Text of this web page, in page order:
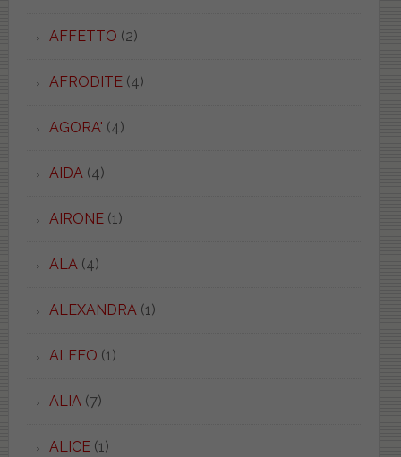
AFFETTO (2)
AFRODITE(4)
AGORA' (4)
AIDA(4)
AIRONE(1)
ALA(4)
ALEXANDRA(1)
ALFEO (1)
ALIA(7)
ALICE(1)